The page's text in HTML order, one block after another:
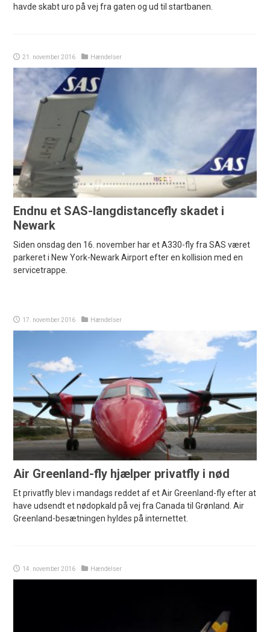
havde skabt uro på vej fra gaten og ud til startbanen.
21. november 2016 Hændelser
Endnu et SAS-langdistancefly skadet i
Newark
Siden onsdag den 16. november har et A330-fly fra SAS været
parkeret i New York-Newark Airport efter en kollision med en
servicetrappe.
17. november 2016 Hændelser
Air Greenland-fly hjælper privatfly i nød
Et privatfly blev i mandags reddet af et Air Greenland-fly efter at
have udsendt et nødopkald på vej fra Canada til Grønland. Air
Greenland-besætningen hyldes på internettet.
14. november 2016 Hændelser